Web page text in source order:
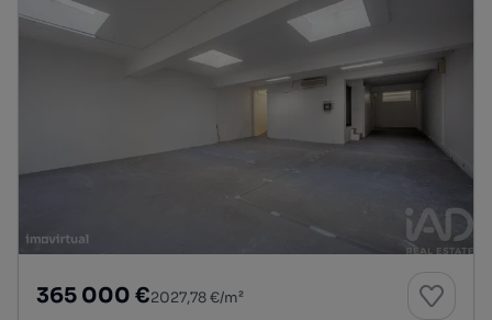
365 000 €2027,78 €/m²